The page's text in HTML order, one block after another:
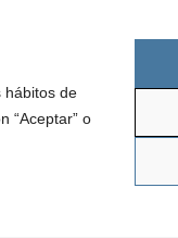
hábitos de
“Aceptar” o